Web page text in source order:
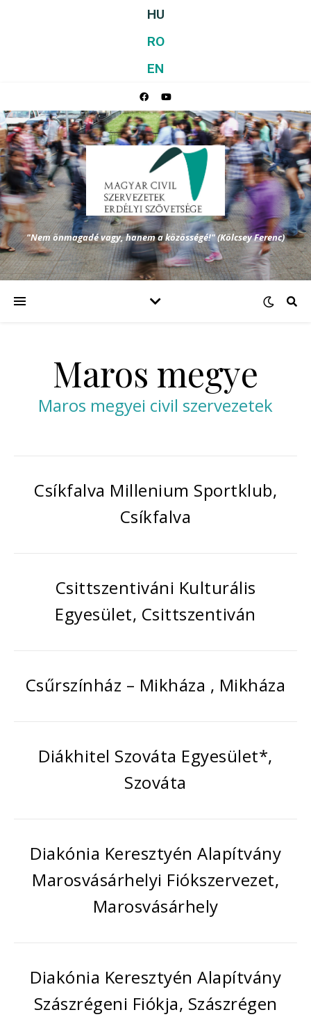
HU
RO
EN
"Nem önmagadé vagy, hanem a közösségé!" (Kölcsey Ferenc)
Maros megye
Maros megyei civil szervezetek
Csíkfalva Millenium Sportklub,
Csíkfalva
Csittszentiváni Kulturális
Egyesület, Csittszentiván
Csűrszínház – Mikháza , Mikháza
Diákhitel Szováta Egyesület*,
Szováta
Diakónia Keresztyén Alapítvány
Marosvásárhelyi Fiókszervezet,
Marosvásárhely
Diakónia Keresztyén Alapítvány
Szászrégeni Fiókja, Szászrégen